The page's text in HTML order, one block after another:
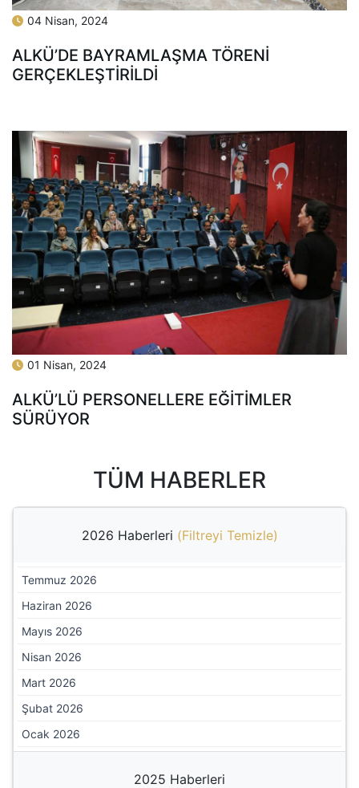
04 Nisan, 2024
ALKÜ’DE BAYRAMLAŞMA TÖRENİ
GERÇEKLEŞTİRİLDİ
01 Nisan, 2024
ALKÜ’LÜ PERSONELLERE EĞİTİMLER
SÜRÜYOR
TÜM HABERLER
2026 Haberleri (Filtreyi Temizle)
Temmuz 2026
Haziran 2026
Mayıs 2026
Nisan 2026
Mart 2026
Şubat 2026
Ocak 2026
2025 Haberleri